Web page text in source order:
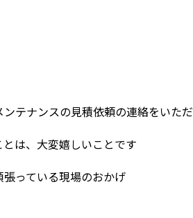
テナンスの見積依頼の連絡をいた
は、大変嬉しいことです
っている現場のおかげ